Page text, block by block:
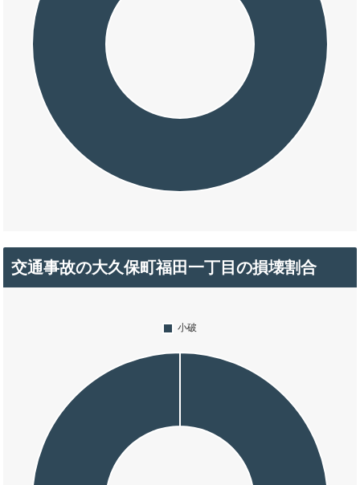
交通事故の大久保町福田一丁目の損壊割合